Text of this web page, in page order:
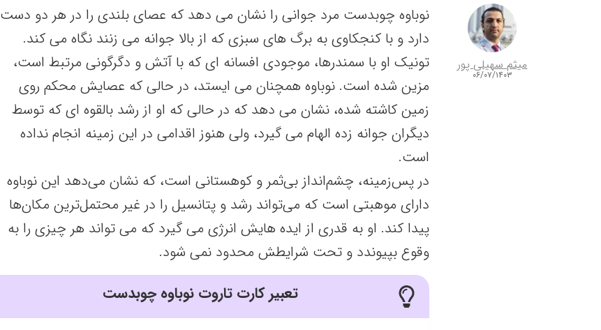
میثم سهیلی پور
۰۶/۰۷/۱۴۰۳
نوباوه چوبدست مرد جوانی را نشان می دهد که عصای بلندی را در هر دو دست
دارد و با کنجکاوی به برگ های سبزی که از بالا جوانه می زنند نگاه می کند.
تونیک او با سمندرها، موجودی افسانه ای که با آتش و دگرگونی مرتبط است،
مزین شده است. نوباوه همچنان می ایستد، در حالی که عصایش محکم روی
زمین کاشته شده، نشان می دهد که در حالی که او از رشد بالقوه ای که توسط
دیگران جوانه زده الهام می گیرد، ولی هنوز اقدامی در این زمینه انجام نداده
است.
در پس‌زمینه، چشم‌انداز بی‌ثمر و کوهستانی است، که نشان می‌دهد این نوباوه
دارای موهبتی است که می‌تواند رشد و پتانسیل را در غیر محتمل‌ترین مکان‌ها
پیدا کند. او به قدری از ایده هایش انرژی می گیرد که می تواند هر چیزی را به
وقوع بپیوندد و تحت شرایطش محدود نمی شود.
تعبیر کارت تاروت نوباوه چوبدست